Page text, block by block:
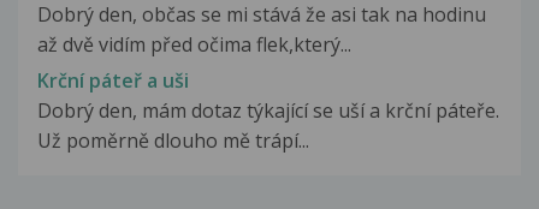
Dobrý den, občas se mi stává že asi tak na hodinu
až dvě vidím před očima flek,který...
Krční páteř a uši
Dobrý den, mám dotaz týkající se uší a krční páteře.
Už poměrně dlouho mě trápí...